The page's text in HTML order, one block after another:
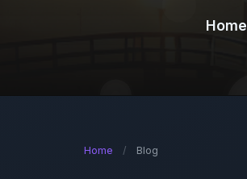
Home
Home / Blog